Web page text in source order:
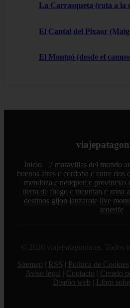
La Carrasqueta (ruta a la
El Cantal del Pixaor
El Montgó (desde el
Inicio 7 maravillas del mundo
buenos aires c cordoba c entre rios
mendoza c neuquen c provincias
tierra de fuego c tucuman c zona
destinos gijon lanzarote live
tenerife
© 2026 viajepatagonia.es. Todos
Sitemap
RSS Política de Cookies
Aviso legal
Contacto
Creado
Diseño web
Libro